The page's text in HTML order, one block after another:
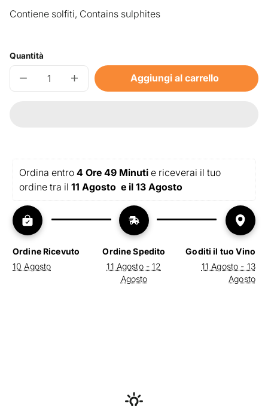
Contiene solfiti, Contains sulphites
Quantità
Diminuisci
quantità
IGT
-
6
bott.
0,75
l
Aumenta
quantità
IGT
-
6
Aggiungi al carrello
Ordina entro 4 Ore 49 Minuti e riceverai il tuo
ordine tra il 11 Agosto  e il 13 Agosto
Ordine Ricevuto
10 Agosto
Ordine Spedito
11 Agosto - 12
Agosto
Goditi il tuo Vino
11 Agosto - 13
Agosto